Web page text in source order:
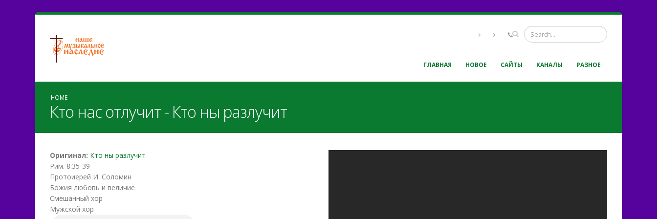
ГЛАВНАЯ НОВОЕ САЙТЫ КАНАЛЫ РАЗНОЕ
HOME
Кто нас отлучит - Кто ны разлучит
Оригинал: Кто ны разлучит
Рим. 8:35-39
Протоиерей И. Соломин
Божия любовь и величие
Смешанный хор
Мужской хор